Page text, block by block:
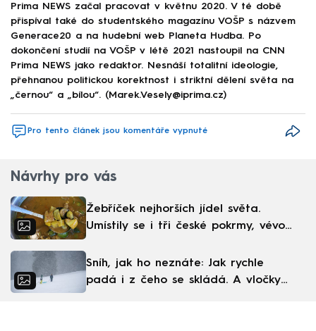
Prima NEWS začal pracovat v květnu 2020. V té době
přispíval také do studentského magazínu VOŠP s názvem
Generace20 a na hudební web Planeta Hudba. Po
dokončení studií na VOŠP v létě 2021 nastoupil na CNN
Prima NEWS jako redaktor. Nesnáší totalitní ideologie,
přehnanou politickou korektnost i striktní dělení světa na
„černou“ a „bílou“. (Marek.Vesely@iprima.cz)
Pro tento článek jsou komentáře vypnuté
Návrhy pro vás
Žebříček nejhorších jídel světa.
Umístily se i tři české pokrmy, vévodí
Sníh, jak ho neznáte: Jak rychle
padá i z čeho se skládá. A vločky